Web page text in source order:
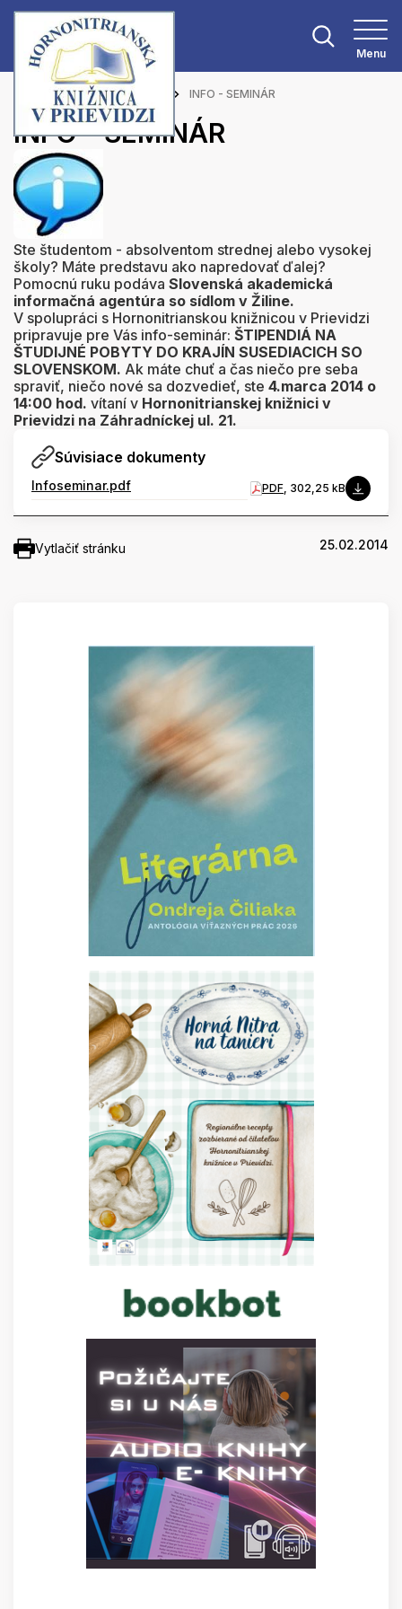
Menu
Hlavná stránka Aktuality INFO - SEMINÁR
INFO - SEMINÁR
Ste študentom - absolventom strednej alebo vysokej
školy? Máte predstavu ako napredovať ďalej?
Pomocnú ruku podáva Slovenská akademická
informačná agentúra so sídlom v Žiline.
V spolupráci s Hornonitrianskou knižnicou v Prievidzi
pripravuje pre Vás info-seminár: ŠTIPENDIÁ NA
ŠTUDIJNÉ POBYTY DO KRAJÍN SUSEDIACICH SO
SLOVENSKOM. Ak máte chuť a čas niečo pre seba
spraviť, niečo nové sa dozvedieť, ste 4.marca 2014 o
14:00 hod. vítaní v Hornonitrianskej knižnici v
Prievidzi na Záhradníckej ul. 21.
Súvisiace dokumenty
Infoseminar.pdf PDF, 302,25 kB
Vytlačiť stránku 25.02.2014